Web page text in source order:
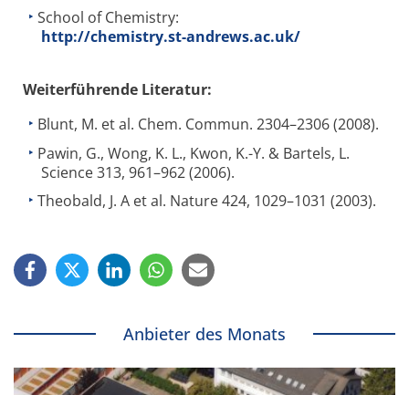
School of Chemistry:
http://chemistry.st-andrews.ac.uk/
Weiterführende Literatur:
Blunt, M. et al. Chem. Commun. 2304–2306 (2008).
Pawin, G., Wong, K. L., Kwon, K.-Y. & Bartels, L.
Science 313, 961–962 (2006).
Theobald, J. A et al. Nature 424, 1029–1031 (2003).
Anbieter des Monats